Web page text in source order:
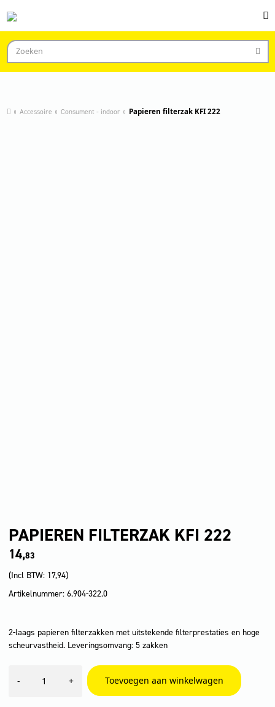
Accessoire Consument - indoor Papieren filterzak KFI 222
PAPIEREN FILTERZAK KFI 222
14,83
(Incl BTW: 17,94)
Artikelnummer: 6.904-322.0
2-laags papieren filterzakken met uitstekende filterprestaties en hoge
scheurvastheid. Leveringsomvang: 5 zakken
-
filterzak
+ Toevoegen aan winkelwagen